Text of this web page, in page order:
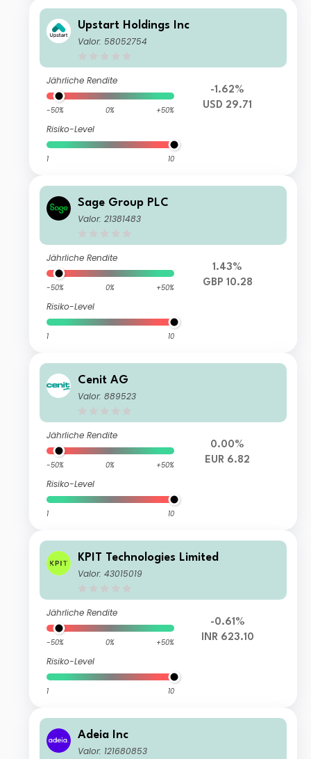
Upstart Holdings Inc
Valor: 58052754
Jährliche Rendite
-50% 0% +50%
Risiko-Level
1 10
-1.62%
USD 29.71
Sage Group PLC
Valor: 21381483
Jährliche Rendite
-50% 0% +50%
Risiko-Level
1 10
1.43%
GBP 10.28
Cenit AG
Valor: 889523
Jährliche Rendite
-50% 0% +50%
Risiko-Level
1 10
0.00%
EUR 6.82
KPIT Technologies Limited
Valor: 43015019
Jährliche Rendite
-50% 0% +50%
Risiko-Level
1 10
-0.61%
INR 623.10
Adeia Inc
Valor: 121680853